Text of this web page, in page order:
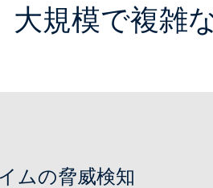
大規模で複雑
ムの脅威検知